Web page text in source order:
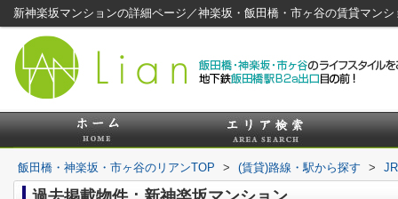
新神楽坂マンションの詳細ページ／神楽坂・飯田橋・市ヶ谷の賃貸マン
飯田橋・神楽坂・市ヶ谷のリアンTOP > (賃貸)路線・駅から探す >